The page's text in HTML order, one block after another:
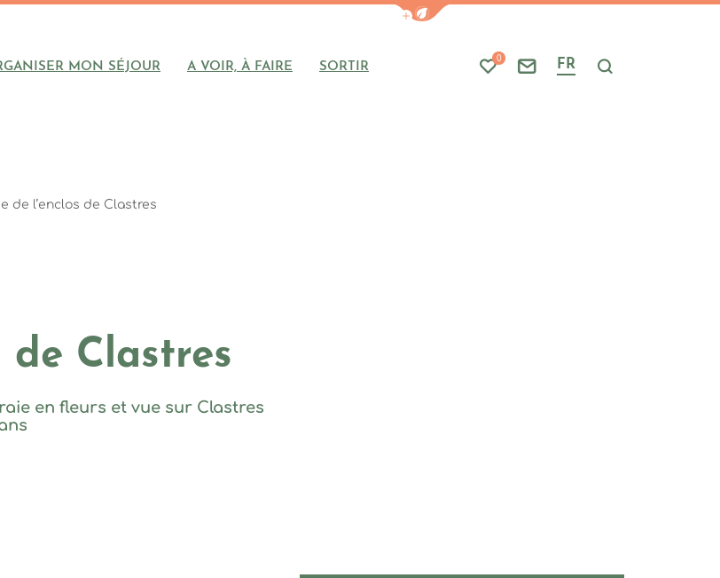
Afficher la barre de navigation du
MON SÉJOUR A VOIR, À FAIRE SORTIR Mes favoris
0
Nous contacter
FR Je recherche
de l’enclos de Clastres
de Clastres
– Montpezat-sous-Bauzon – roseraie en fleurs et vue sur Clastres ©sourcesetvolcans, ©sourcesetvolcans